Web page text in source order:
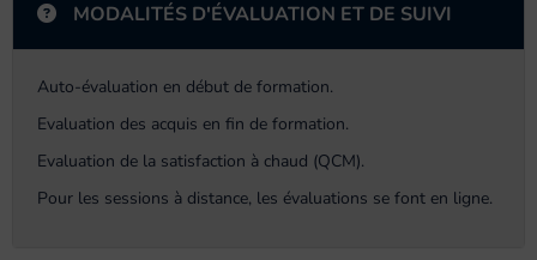
MODALITÉS D'ÉVALUATION ET DE SUIVI
Auto-évaluation en début de formation.
Evaluation des acquis en fin de formation.
Evaluation de la satisfaction à chaud (QCM).
Pour les sessions à distance, les évaluations se font en ligne.